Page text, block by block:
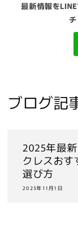
最新情報を
ブログ記
2025年最
クレスお
選び方
2025年11月1日